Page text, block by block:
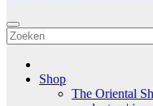
Shop
The Oriental